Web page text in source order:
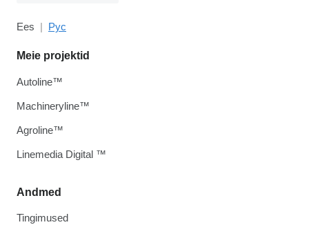
Ees Рус
Andmed
Tingimused
Meie projektid
Autoline™
Machineryline™
Agroline™
Linemedia Digital ™